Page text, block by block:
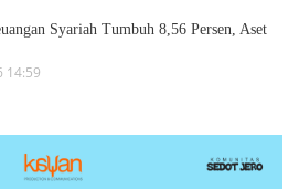
Syariah Tumbuh 8,56 Persen, Aset
14:59